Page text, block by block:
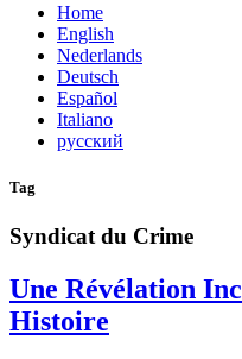
Home
English
Nederlands
Deutsch
Español
Italiano
русский
Tag
Syndicat du Crime
Une Révélation
Histoire